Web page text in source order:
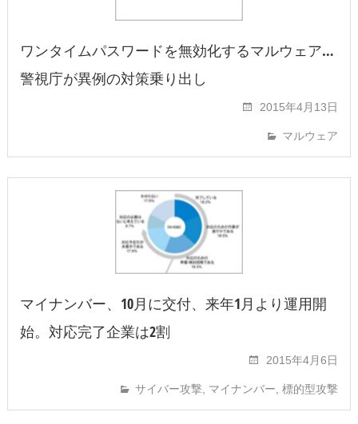
ワンタイムパスワードを無効化するマルウェア…
警視庁が異例の対策乗り出し
2015年4月13日
マルウェア
マイナンバー、10月に交付、来年1月より運用開
始。対応完了企業は2割
2015年4月6日
サイバー攻撃 マイナンバー ,標的型攻撃